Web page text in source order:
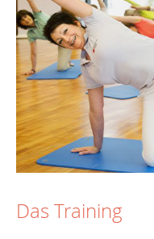
Das Training